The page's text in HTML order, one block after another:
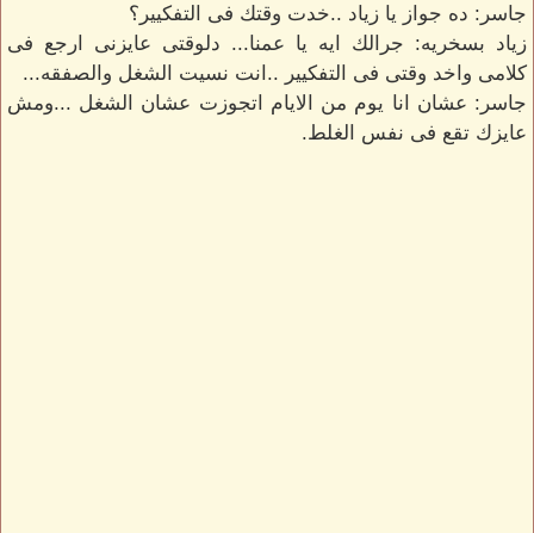
جاسر: ده جواز يا زياد ..خدت وقتك فى التفكيير؟
زياد بسخريه: جرالك ايه يا عمنا... دلوقتى عايزنى ارجع فى
كلامى واخد وقتى فى التفكيير ..انت نسيت الشغل والصفقه...
جاسر: عشان انا يوم من الايام اتجوزت عشان الشغل ...ومش
عايزك تقع فى نفس الغلط.